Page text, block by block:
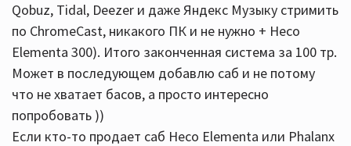
Qobuz, Tidal, Deezer и даже Яндекс Музыку стримить
по ChromeCast, никакого ПК и не нужно + Heco
Elementa 300). Итого законченная система за 100 тр.
Может в последующем добавлю саб и не потому
что не хватает басов, а просто интересно
попробовать ))
Если кто-то продает саб Heco Elementa или Phalanx